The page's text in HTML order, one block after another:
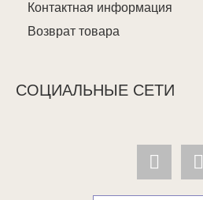
Контактная информация
Возврат товара
СОЦИАЛЬНЫЕ СЕТИ